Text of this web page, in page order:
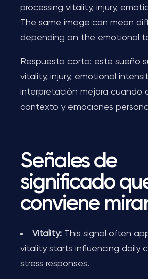
processing vitality, injury,
The same image can mean
depending on the emotional
Respuesta corta: este sueño
vitality, injury, emotional
interpretación mejora cuando
contexto y emociones
Señales de
significado
conviene
Vitality: This signal often
vitality starts influencing daily
stress responses.